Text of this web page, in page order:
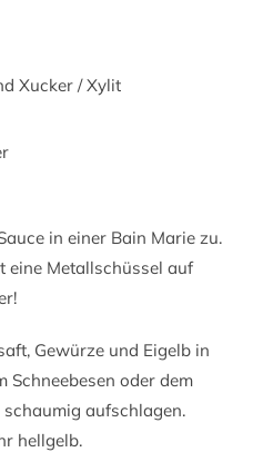
Xucker / Xylit
in einer Bain Marie zu.
eine Metallschüssel auf
Gewürze und Eigelb in
Schneebesen oder dem
aufschlagen.
hellgelb.